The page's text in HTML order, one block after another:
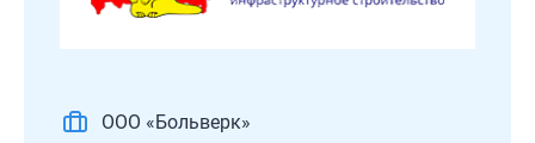
ООО «Больверк»